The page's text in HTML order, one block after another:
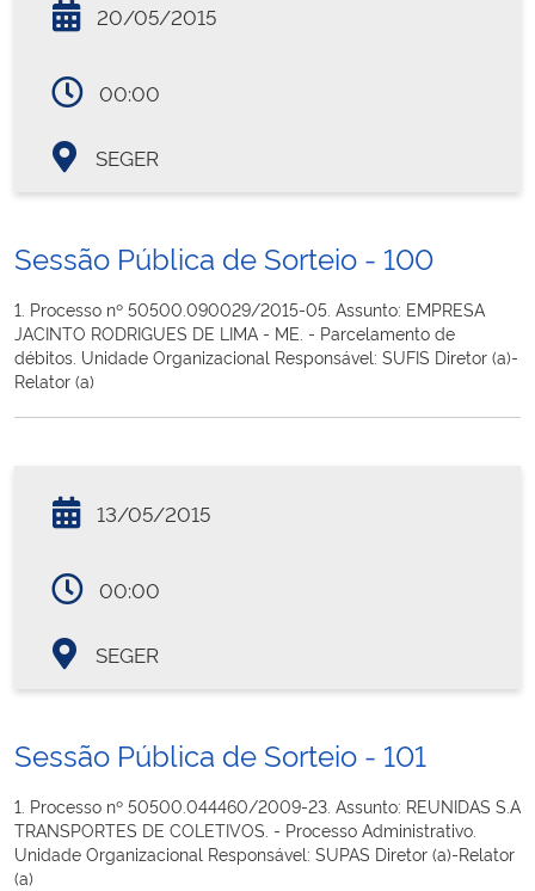
20/05/2015
00:00
SEGER
Sessão Pública de Sorteio - 100
1. Processo nº 50500.090029/2015-05. Assunto: EMPRESA
JACINTO RODRIGUES DE LIMA - ME. - Parcelamento de
débitos. Unidade Organizacional Responsável: SUFIS Diretor (a)-
Relator (a)
13/05/2015
00:00
SEGER
Sessão Pública de Sorteio - 101
1. Processo nº 50500.044460/2009-23. Assunto: REUNIDAS S.A
TRANSPORTES DE COLETIVOS. - Processo Administrativo.
Unidade Organizacional Responsável: SUPAS Diretor (a)-Relator
(a)